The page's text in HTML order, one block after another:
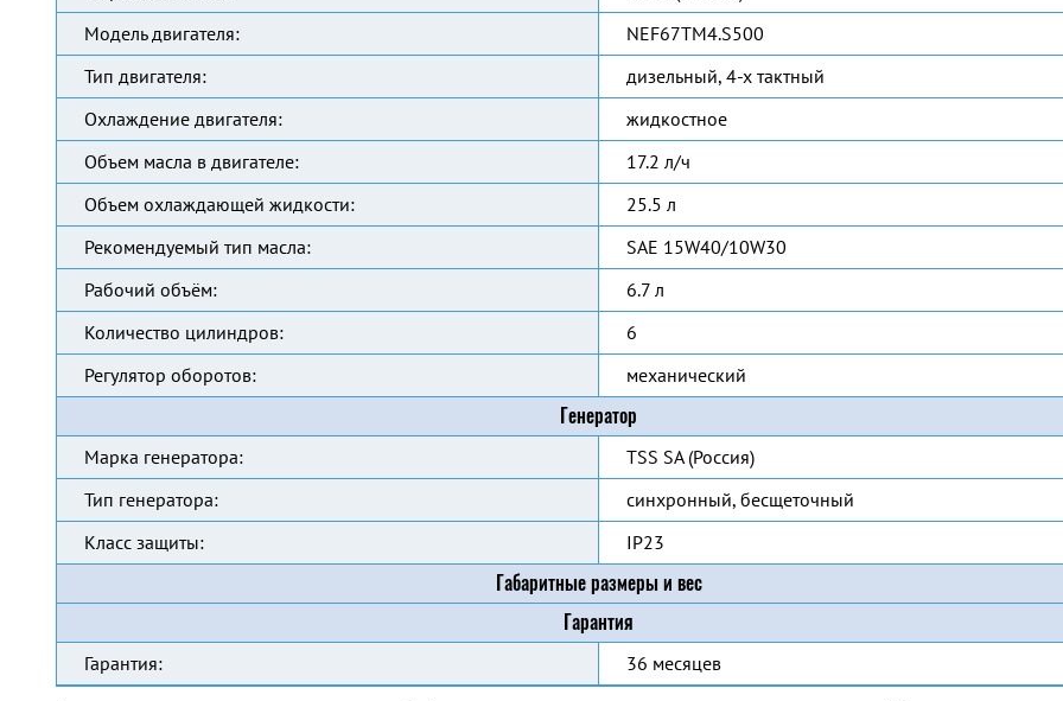
Модель двигателя:
NEF67TM4.S500
Тип двигателя:
дизельный, 4-х тактный
Охлаждение двигателя:
жидкостное
Объем масла в двигателе:
17.2 л/ч
Объем охлаждающей жидкости:
25.5 л
Рекомендуемый тип масла:
SAE 15W40/10W30
Рабочий объём:
6.7 л
Количество цилиндров:
6
Регулятор оборотов:
механический
Генератор
Марка генератора:
TSS SA (Россия)
Тип генератора:
синхронный, бесщеточный
Класс защиты:
IP23
Габаритные размеры и вес
Гарантия
Гарантия: 36 месяцев